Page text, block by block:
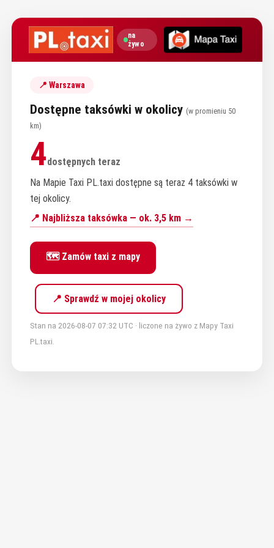
na
żywo
📍 Warszawa
Dostępne taksówki w okolicy (w promieniu 50
km)
4dostępnych teraz
Na Mapie Taxi PL.taxi dostępne są teraz 4 taksówki w
tej okolicy.
📍 Najbliższa taksówka — ok. 3,5 km →
🗺️ Zamów taxi z mapy
📍 Sprawdź w mojej okolicy
Stan na 2026-08-07 07:32 UTC · liczone na żywo z Mapy Taxi
PL.taxi.